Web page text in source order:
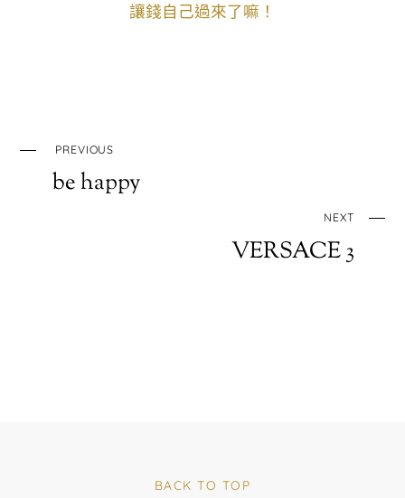
讓錢自己過來了嘛！
PREVIOUS
be happy
NEXT
VERSACE 3
BACK TO TOP